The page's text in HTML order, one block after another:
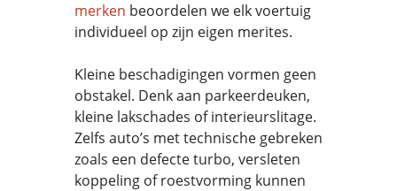
merken beoordelen we elk voertuig
individueel op zijn eigen merites.
Kleine beschadigingen vormen geen
obstakel. Denk aan parkeerdeuken,
kleine lakschades of interieurslitage.
Zelfs auto’s met technische gebreken
zoals een defecte turbo, versleten
koppeling of roestvorming kunnen